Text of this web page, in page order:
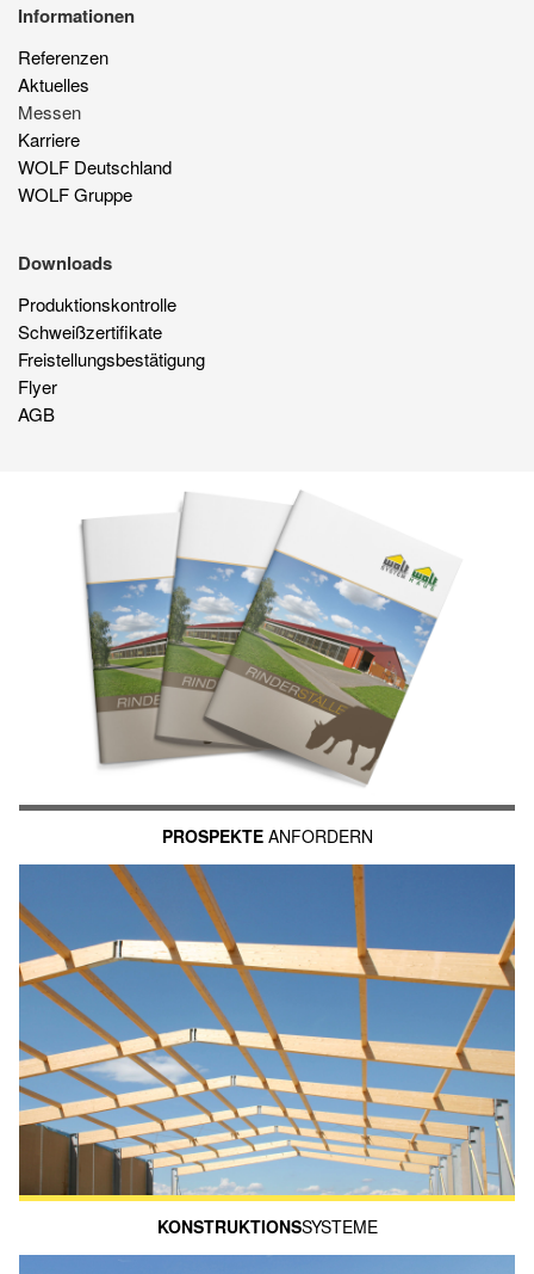
Informationen
Referenzen
Aktuelles
Messen
Karriere
WOLF Deutschland
WOLF Gruppe
Downloads
Produktionskontrolle
Schweißzertifikate
Freistellungsbestätigung
Flyer
AGB
PROSPEKTEANFORDERN
KONSTRUKTIONS­SYSTEME